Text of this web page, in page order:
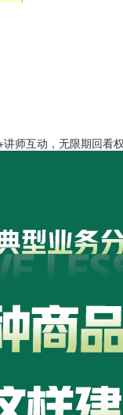
师互动，无限期回看